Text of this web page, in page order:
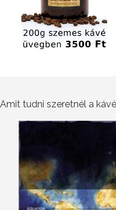
Amit tudni szeretnél a